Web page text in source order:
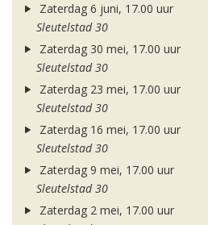
Zaterdag 6 juni, 17.00 uur
Sleutelstad 30
Zaterdag 30 mei, 17.00 uur
Sleutelstad 30
Zaterdag 23 mei, 17.00 uur
Sleutelstad 30
Zaterdag 16 mei, 17.00 uur
Sleutelstad 30
Zaterdag 9 mei, 17.00 uur
Sleutelstad 30
Zaterdag 2 mei, 17.00 uur